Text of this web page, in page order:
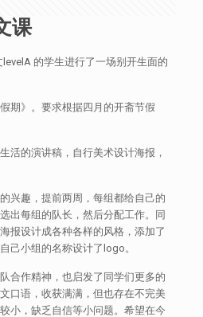
课
levelA 的学生进行了一场别开生面的
期》。要求根据四月的开斋节假
活的演讲稿，自行美术设计海报，
兴趣，提前两周，每组都给自己的
出每组的队长，然后分配工作。同
报设计成各种各样的风格，添加了
己小组的名称设计了logo。
合作精神，也启发了同学们更多的
口语，收获满满，但也存在不完美
小，缺乏自信等小问题。希望在今